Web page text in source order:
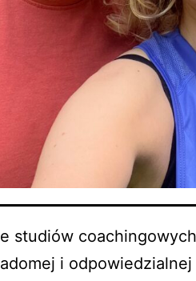
studiów
i odpowiedzialnej